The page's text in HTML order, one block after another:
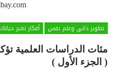
تطوير ذاتي وعلم نفس
أفكار تغير حياتك
مئات الدراسات العلمية
( الجزء الأول )